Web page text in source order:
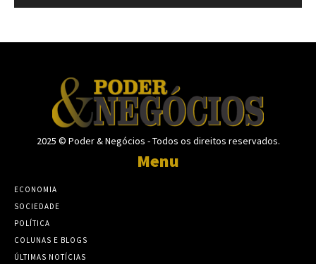
2025 © Poder & Negócios - Todos os direitos reservados.
Menu
ECONOMIA
SOCIEDADE
POLÍTICA
COLUNAS E BLOGS
ÚLTIMAS NOTÍCIAS